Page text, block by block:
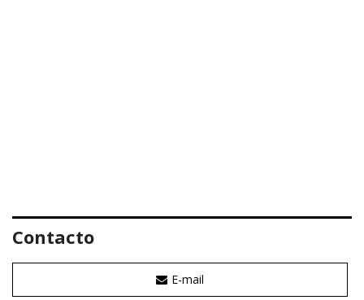
Contacto
E-mail